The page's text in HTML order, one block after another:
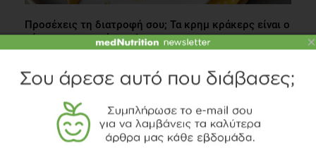
Προσέχεις τη διατροφή σου; Τα κρημ κράκερς είναι ο
σύμμαχος που ψάχνεις!
1 λεπτό να διαβαστεί
×